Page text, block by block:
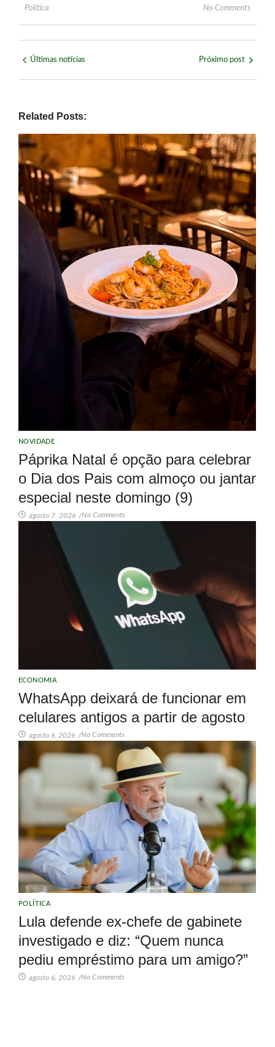
Política No Comments
Últimas notícias Próximo post
Related Posts:
NOVIDADE
Páprika Natal é opção para celebrar
o Dia dos Pais com almoço ou jantar
especial neste domingo (9)
agosto 7, 2026 /No Comments
ECONOMIA
WhatsApp deixará de funcionar em
celulares antigos a partir de agosto
agosto 6, 2026 /No Comments
POLÍTICA
Lula defende ex-chefe de gabinete
investigado e diz: “Quem nunca
pediu empréstimo para um amigo?”
agosto 6, 2026 /No Comments